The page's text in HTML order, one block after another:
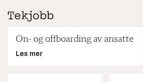
On- og offboarding av ansatte
Les mer